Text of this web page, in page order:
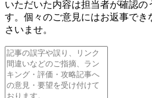
いただいた内容は担当者が確認の
す。個々のご意見にはお返事で
さいませ。